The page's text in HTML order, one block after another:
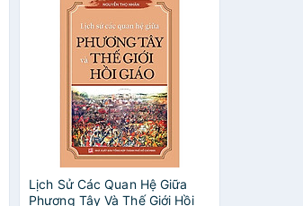
Lịch Sử Các Quan Hệ Giữa
Phương Tây Và Thế Giới Hồi